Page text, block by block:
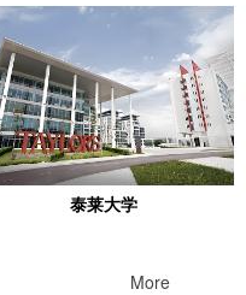
泰莱大学
More